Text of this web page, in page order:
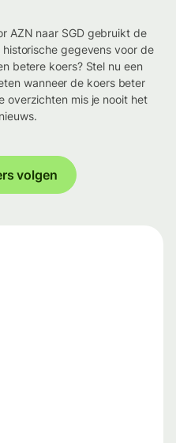
AZN naar SGD gebruikt de
gegevens voor de
betere koers? Stel nu een
wanneer de koers beter
overzichten mis je nooit het
volgen